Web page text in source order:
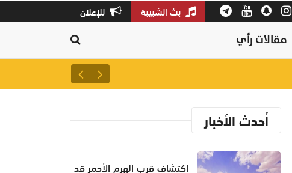
بث الشبيبة للإعلان
مقالات رأي
سلطنة عمان ثالثًا عالميًا في
أحدث الأخبار
اكتشاف قرب الهرم الأحمر قد